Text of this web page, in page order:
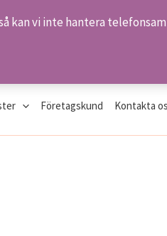
kan vi inte hantera
Företagskund Kontakta